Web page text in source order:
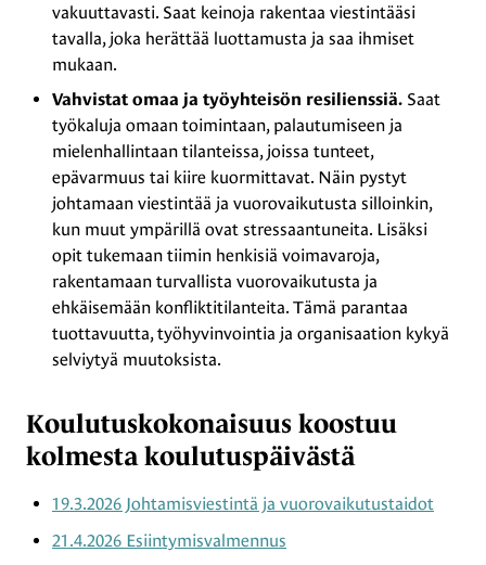
vakuuttavasti. Saat keinoja rakentaa viestintääsi
tavalla, joka herättää luottamusta ja saa ihmiset
mukaan.
Vahvistat omaa ja työyhteisön resilienssiä. Saat
työkaluja omaan toimintaan, palautumiseen ja
mielenhallintaan tilanteissa, joissa tunteet,
epävarmuus tai kiire kuormittavat. Näin pystyt
johtamaan viestintää ja vuorovaikutusta silloinkin,
kun muut ympärillä ovat stressaantuneita. Lisäksi
opit tukemaan tiimin henkisiä voimavaroja,
rakentamaan turvallista vuorovaikutusta ja
ehkäisemään konfliktitilanteita. Tämä parantaa
tuottavuutta, työhyvinvointia ja organisaation kykyä
selviytyä muutoksista.
Koulutuskokonaisuus koostuu
kolmesta koulutuspäivästä
19.3.2026 Johtamisviestintä ja vuorovaikutustaidot
21.4.2026 Esiintymisvalmennus